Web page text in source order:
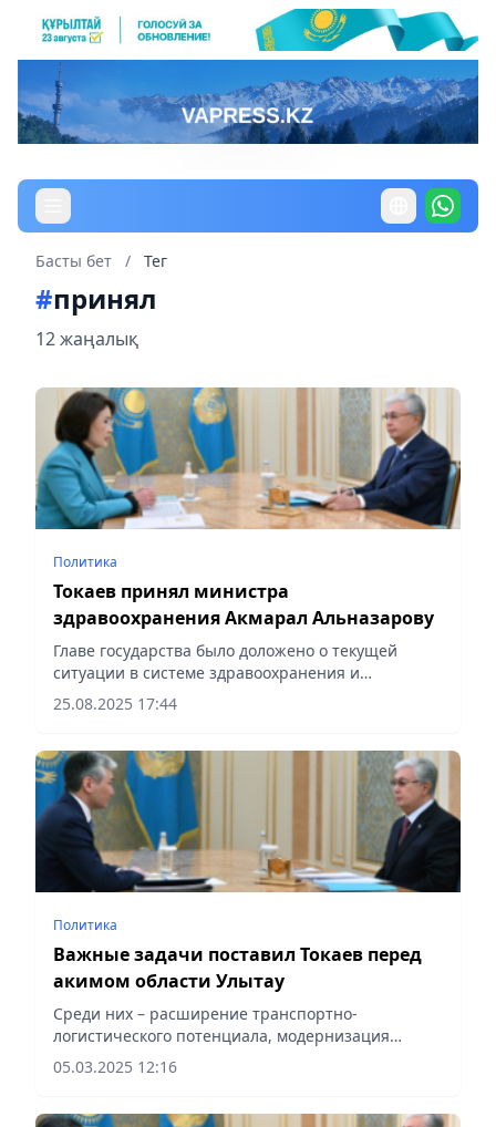
Басты бет / Тег
#принял
12 жаңалық
Политика
Токаев принял министра
здравоохранения Акмарал Альназарову
Главе государства было доложено о текущей
ситуации в системе здравоохранения и
перспективных задачах на предстоящий период,
сообщает Vecher.kz.
25.08.2025 17:44
Политика
Важные задачи поставил Токаев перед
акимом области Улытау
Среди них – расширение транспортно-
логистического потенциала, модернизация
инфраструктуры, качественные медуслуги,
питьевая вода, экология
05.03.2025 12:16